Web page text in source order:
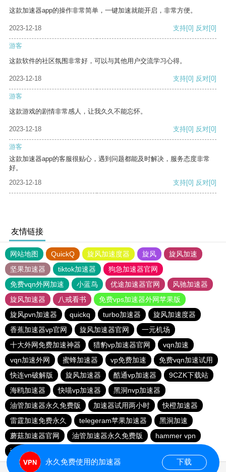
这款加速器app的操作非常简单，一键加速就能开启，非常方便。
2023-12-18 支持[0] 反对[0]
游客
这款软件的社区氛围非常好，可以与其他用户交流学习心得。
2023-12-18 支持[0] 反对[0]
游客
这款游戏的剧情非常感人，让我久久不能忘怀。
2023-12-18 支持[0] 反对[0]
游客
这款加速器app的客服很贴心，遇到问题都能及时解决，服务态度非常
好。
2023-12-18
支持[0] 反对[0]
友情链接
网站地图 QuickQ 旋风加速度器 旋风
旋风加速
坚果加速器
tiktok加速器
狗急加速器官网
免费vqn外网加速
小蓝鸟 优途加速器官网
风驰加速器
旋风加速器
八戒看书
免费vps加速器外网苹果版
旋风pvn加速器
quickq turbo加速器
旋风加速度器
香蕉加速器vp官网
旋风加速器官网
一元机场
十大外网免费加速神器
猎豹vp加速器官网
vqn加速
vqn加速外网
蜜蜂加速器 vp免费加速
免费vqn加速试用
快连vn破解版
旋风加速器 酷通vp加速器
9CZK下载站
海鸥加速器
快喵vp加速器
黑洞nvp加速器
油管加速器永久免费版
加速器试用两小时
快橙加速器
雷霆加速免费永久
telegeram苹果加速器
黑洞加速
蘑菇加速器官网
油管加速器永久免费版
hammer vpn
ios加速器
永久免费使用的加速器 下载